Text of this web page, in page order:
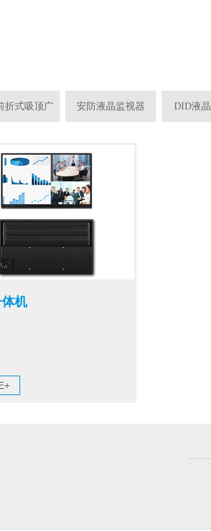
折式吸顶广 安防液晶监视器 DID液
机